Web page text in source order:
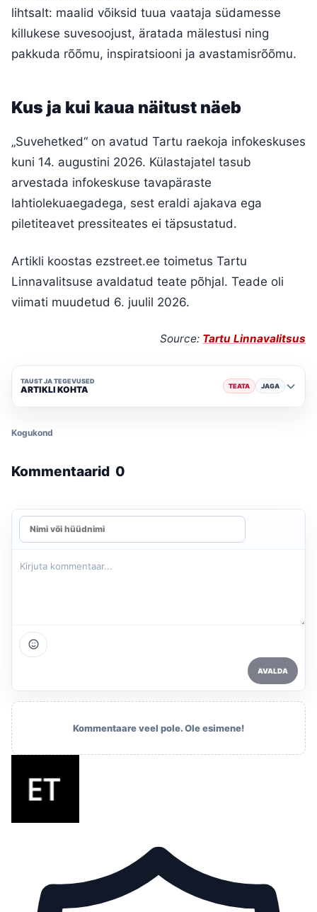
lihtsalt: maalid võiksid tuua vaataja südamesse
killukese suvesoojust, äratada mälestusi ning
pakkuda rõõmu, inspiratsiooni ja avastamisrõõmu.
Kus ja kui kaua näitust näeb
„Suvehetked“ on avatud Tartu raekoja infokeskuses
kuni 14. augustini 2026. Külastajatel tasub
arvestada infokeskuse tavapäraste
lahtiolekuaegadega, sest eraldi ajakava ega
piletiteavet pressiteates ei täpsustatud.
Artikli koostas ezstreet.ee toimetus Tartu
Linnavalitsuse avaldatud teate põhjal. Teade oli
viimati muudetud 6. juulil 2026.
Source: Tartu Linnavalitsus
TAUST JA TEGEVUSED
ARTIKLI KOHTA TEATA JAGA
Kogukond
Kommentaarid 0
AVALDA
Kommentaare veel pole. Ole esimene!